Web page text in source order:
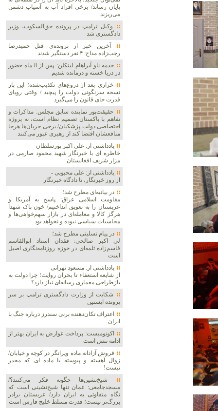
پایان رساند/ برخی افراد آب به آسیاب دشمن
می‌ریزند
وکیل ترامپ در پرونده حق‌السکوت، وزیر
دادگستری شد
آخرین خبر از پرونده‌ی قتل حمیدرضا
رجب‌زاده مداح: ۴ نفر دستگیر شدند
خدمه ناو آبراهام لینکلن: پس از 8 ماه حضور
در دریا خسته و درمانده‌ شدیم
خرازی بعد از دروغ‌های تکذیب‌شده؛ این بار
نسخه سرنگونی دولت را پیچید / وقتی رویای
قدرت جای قانون را می‌گیرد
حقیقت‌پور نماینده سابق مجلس: مذاکرات و
تفاهم با پاکستان تصمیم نظام است، نه پروژه
اختصاصی دولت پزشکیان/ برخی جریان‌ها هرجا
منافعشان اقتضا کند از رهبری عبور می‌کنند
یادداشتی از: علی اکبر پورسلطان
خاطره ای با خبرنگار شهید محمود صارمی در
مزار شریف افغانستان
یادداشتی از: علی محبوبی -
از روز خبرنگار، تا دادگاه خبرنگار
در بیانیه‌ای مطرح شد؛
مقاومت اسلامی عراق: پاسخ به آمریکا و
عربستان را به تعویق انداختیم/ خون پاک شهدا
هرگز کالا و معامله‌ای در بازار سهم‌خواهی‌ها و
محاسبات سیاسی نبوده و نخواهد بود
در پیام تسلیتی مطرح شد؛
لی اکبر صالحی: فقدان استاد ابوالقاسم
قاسم‌زاده ثلمه‌ای در حوزه روزنامه‌نگاری اصیل
است
یادداشتی از: مسعود تهرانی
از شایعه استعفاء تا بحران روایت؛ چرا دولت به
بازطراحی معماری رسانه‌ای نیاز دارد؟
شکایت از وزارت دادگستری ترامپ بر سر
پرونده اپستین
اعتراف تکان‌دهنده برنی سندرز درباره جنگ با
ایران
اکونومیست: پرداخت عوارض به ایران بهتر از
ادامه تنش است
فروش آزادانه ماده ویرانگر در کوچه و خیابان/
زوال آهسته و پیوسته با ماده ای که مخدر
نیست!
شیخ‌نشین‌ها چگونه فکر می‌کنند؟/
مسجدجامعی: عمان تنها شیخ‌نشینی است که
نگاه متفاوتی به ایران دارد/ عربستان برادر
بزرگ‌تر نیست؛ قدرت مسلط خلیج فارس است